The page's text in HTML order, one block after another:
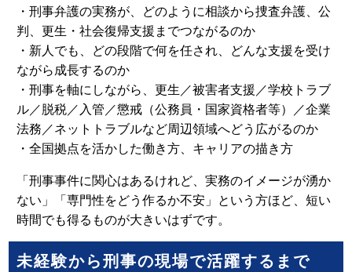
・刑事弁護の実務が、どのように相談から捜査弁護、公
判、更生・社会復帰支援までつながるのか
・新人でも、どの段階で何を任され、どんな支援を受け
ながら成長するのか
・刑事を軸にしながら、更生／被害者支援／学校トラブ
ル／脱税／入管／懲戒（公務員・国家資格者等）／企業
法務／ネットトラブルなど周辺領域へどう広がるのか
・全国拠点を活かした働き方、キャリアの描き方
「刑事事件に関心はあるけれど、実務のイメージが湧か
ない」「専門性をどう作るか不安」という方ほど、短い
時間でも得るものが大きいはずです。
未経験から刑事の現場で活躍するまで